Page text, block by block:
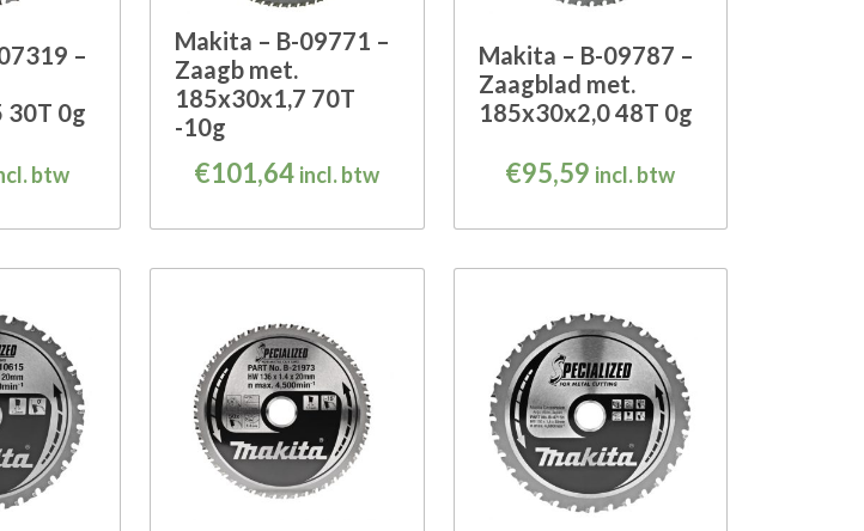
–
30T 0g
btw
Makita – B-09771 –
Zaagb met.
185x30x1,7 70T
-10g
€101,64 incl. btw
Makita – B-09787 –
Zaagblad met.
185x30x2,0 48T 0g
€95,59 incl. btw